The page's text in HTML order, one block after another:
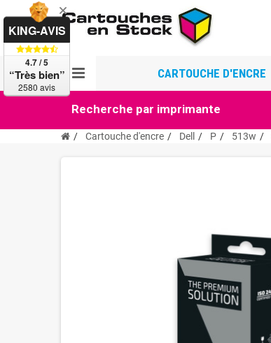
CARTOUCHE D'ENCRE
Recherche par imprimante
Cartouche d'encre Dell P 513w
KING-AVIS
4.7 / 5
“Très bien”
2580 avis